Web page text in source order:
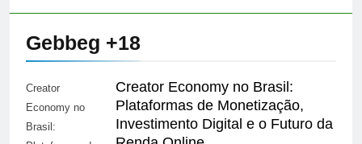
Gebbeg +18
Creator
Economy no
Brasil:
Creator Economy no Brasil:
Plataformas de Monetização,
Investimento Digital e o Futuro da